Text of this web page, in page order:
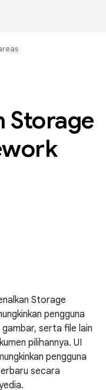
Storage
Storage
pengguna
gambar, serta file lain
pilihannya. UI
pengguna
secara